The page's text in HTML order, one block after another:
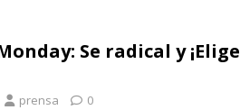
Se radical y ¡Elige
prensa 0